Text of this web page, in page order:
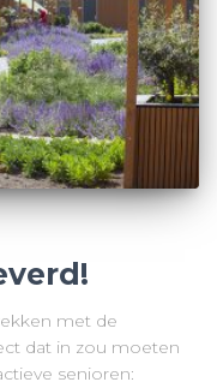
met de
dat in zou moeten
senioren: